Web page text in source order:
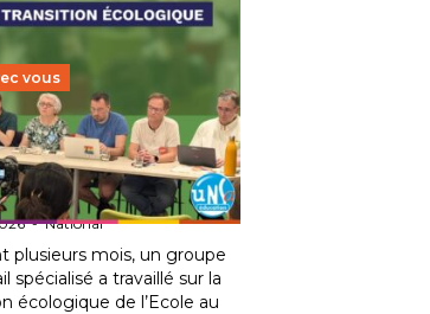
vous
écologique de
: l’UNSA Éducation
les lignes
-National
plusieurs mois, un groupe
spécialisé a travaillé sur la
écologique de l’Ecole au